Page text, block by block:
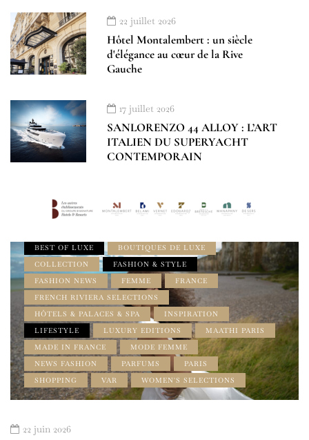
22 juillet 2026
Hôtel Montalembert : un siècle
d'élégance au cœur de la Rive
Gauche
17 juillet 2026
SANLORENZO 44 ALLOY : L’ART
ITALIEN DU SUPERYACHT
CONTEMPORAIN
BEST OF LUXE
BOUTIQUES DE LUXE
COLLECTION
FASHION & STYLE
FASHION NEWS
FEMME
FRANCE
FRENCH RIVIERA SELECTIONS
HÔTELS & PALACES & SPA
INSPIRATION
LIFESTYLE
LUXURY EDITIONS
MAATHI PARIS
MADE IN FRANCE
MODE FEMME
NEWS FASHION
PARFUMS
PARIS
SHOPPING
VAR WOMEN'S SELECTIONS
22 juin 2026